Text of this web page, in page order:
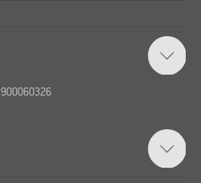
900060326